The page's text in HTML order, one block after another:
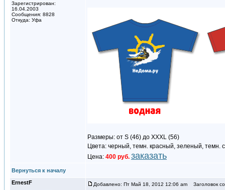
Зарегистрирован:
16.04.2003
Сообщения: 8828
Откуда: Уфа
Размеры: от S (46) до XXXL (56)
Цвета: черный, темн. красный, зеленый, темн.
Цена: 400 руб. заказать
Вернуться к началу
ErnestF
Добавлено: Пт Май 18, 2012 12:06 am Заголовок